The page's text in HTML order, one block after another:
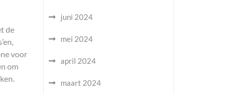
de
voor
om
juni 2024
mei 2024
april 2024
maart 2024